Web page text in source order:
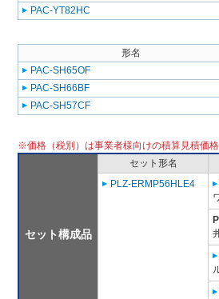
PAC-YT82HC
形名
PAC-SH65OF
PAC-SH66BF
PAC-SH57CF
※価格（税別）は事業者様向けの積算見積価
セット構成品
セット形名
PLZ-ERMP56HLE4